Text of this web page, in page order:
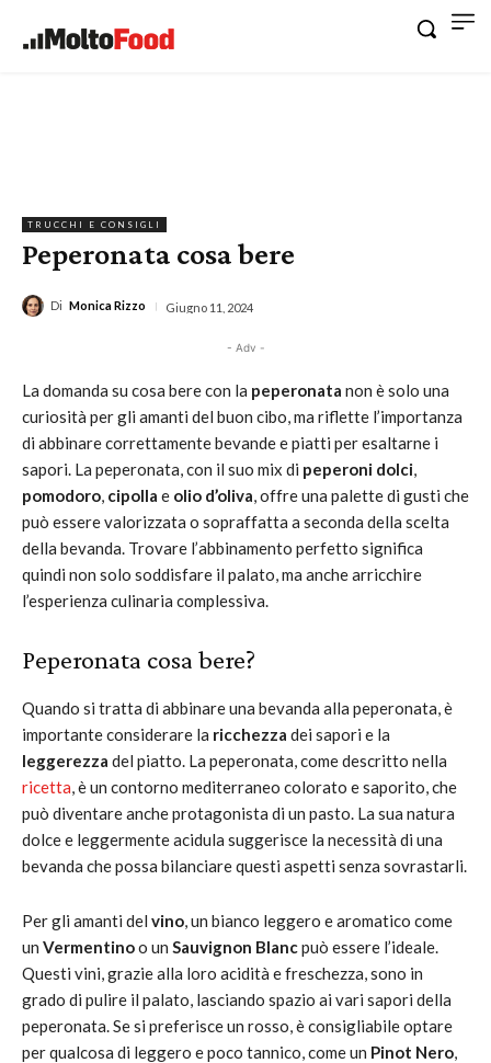
TRUCCHI E CONSIGLI
Peperonata cosa bere
Di Monica Rizzo Giugno 11, 2024
- Adv -
La domanda su cosa bere con la peperonata non è solo una
curiosità per gli amanti del buon cibo, ma riflette l’importanza
di abbinare correttamente bevande e piatti per esaltarne i
sapori. La peperonata, con il suo mix di peperoni dolci,
pomodoro, cipolla e olio d’oliva, offre una palette di gusti che
può essere valorizzata o sopraffatta a seconda della scelta
della bevanda. Trovare l’abbinamento perfetto significa
quindi non solo soddisfare il palato, ma anche arricchire
l’esperienza culinaria complessiva.
Peperonata cosa bere?
Quando si tratta di abbinare una bevanda alla peperonata, è
importante considerare la ricchezza dei sapori e la
leggerezza del piatto. La peperonata, come descritto nella
ricetta, è un contorno mediterraneo colorato e saporito, che
può diventare anche protagonista di un pasto. La sua natura
dolce e leggermente acidula suggerisce la necessità di una
bevanda che possa bilanciare questi aspetti senza sovrastarli.
Per gli amanti del vino, un bianco leggero e aromatico come
un Vermentinoo un Sauvignon Blancpuò essere l’ideale.
Questi vini, grazie alla loro acidità e freschezza, sono in
grado di pulire il palato, lasciando spazio ai vari sapori della
peperonata. Se si preferisce un rosso, è consigliabile optare
per qualcosa di leggero e poco tannico, come un Pinot Nero,